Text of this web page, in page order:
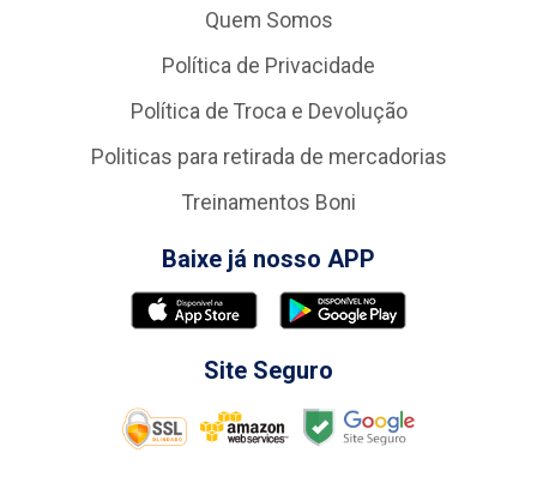
Quem Somos
Política de Privacidade
Política de Troca e Devolução
Politicas para retirada de mercadorias
Treinamentos Boni
Baixe já nosso APP
Site Seguro